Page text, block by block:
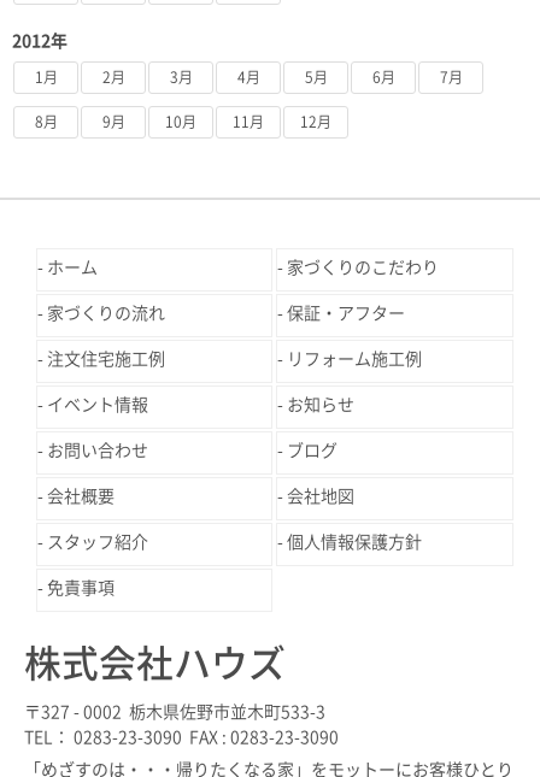
2012年
1月 2月 3月 4月 5月 6月 7月
8月 9月 10月 11月 12月
ホーム 家づくりのこだわり
家づくりの流れ 保証・アフター
注文住宅施工例 リフォーム施工例
イベント情報 お知らせ
お問い合わせ ブログ
会社概要 会社地図
スタッフ紹介 個人情報保護方針
免責事項
株式会社ハウズ
〒327 - 0002 栃木県佐野市並木町533-3
TEL： 0283-23-3090 FAX : 0283-23-3090
「めざすのは・・・帰りたくなる家」をモットーにお客様ひとり